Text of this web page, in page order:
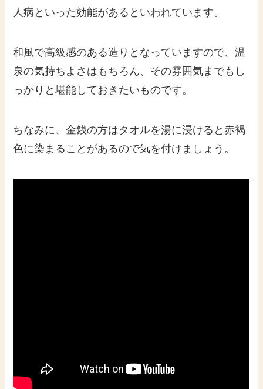
人病といった効能があるといわれています。
和風で高級感のある造りとなっていますので、温
泉の気持ちよさはもちろん、その雰囲気までもし
っかりと堪能しておきたいものです。
ちなみに、金銭の方はタオルを湯に浸けると赤褐
色に染まることがあるので気を付けましょう。